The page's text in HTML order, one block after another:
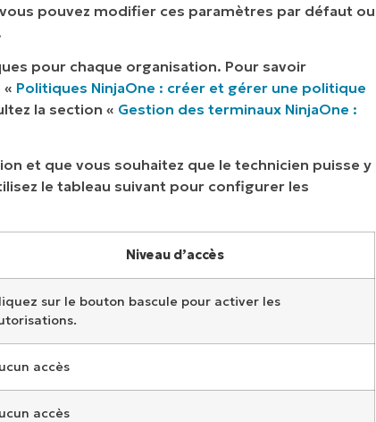
pouvez modifier ces paramètres par défaut ou
pour chaque organisation. Pour savoir
Politiques NinjaOne : créer et gérer une politique
la section « Gestion des terminaux NinjaOne :
et que vous souhaitez que le technicien puisse y
le tableau suivant pour configurer les
Niveau d’accès
sur le bouton bascule pour activer les
accès
accès